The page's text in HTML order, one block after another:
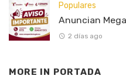
Populares
Anuncian
2 días ago
MORE IN PORTADA